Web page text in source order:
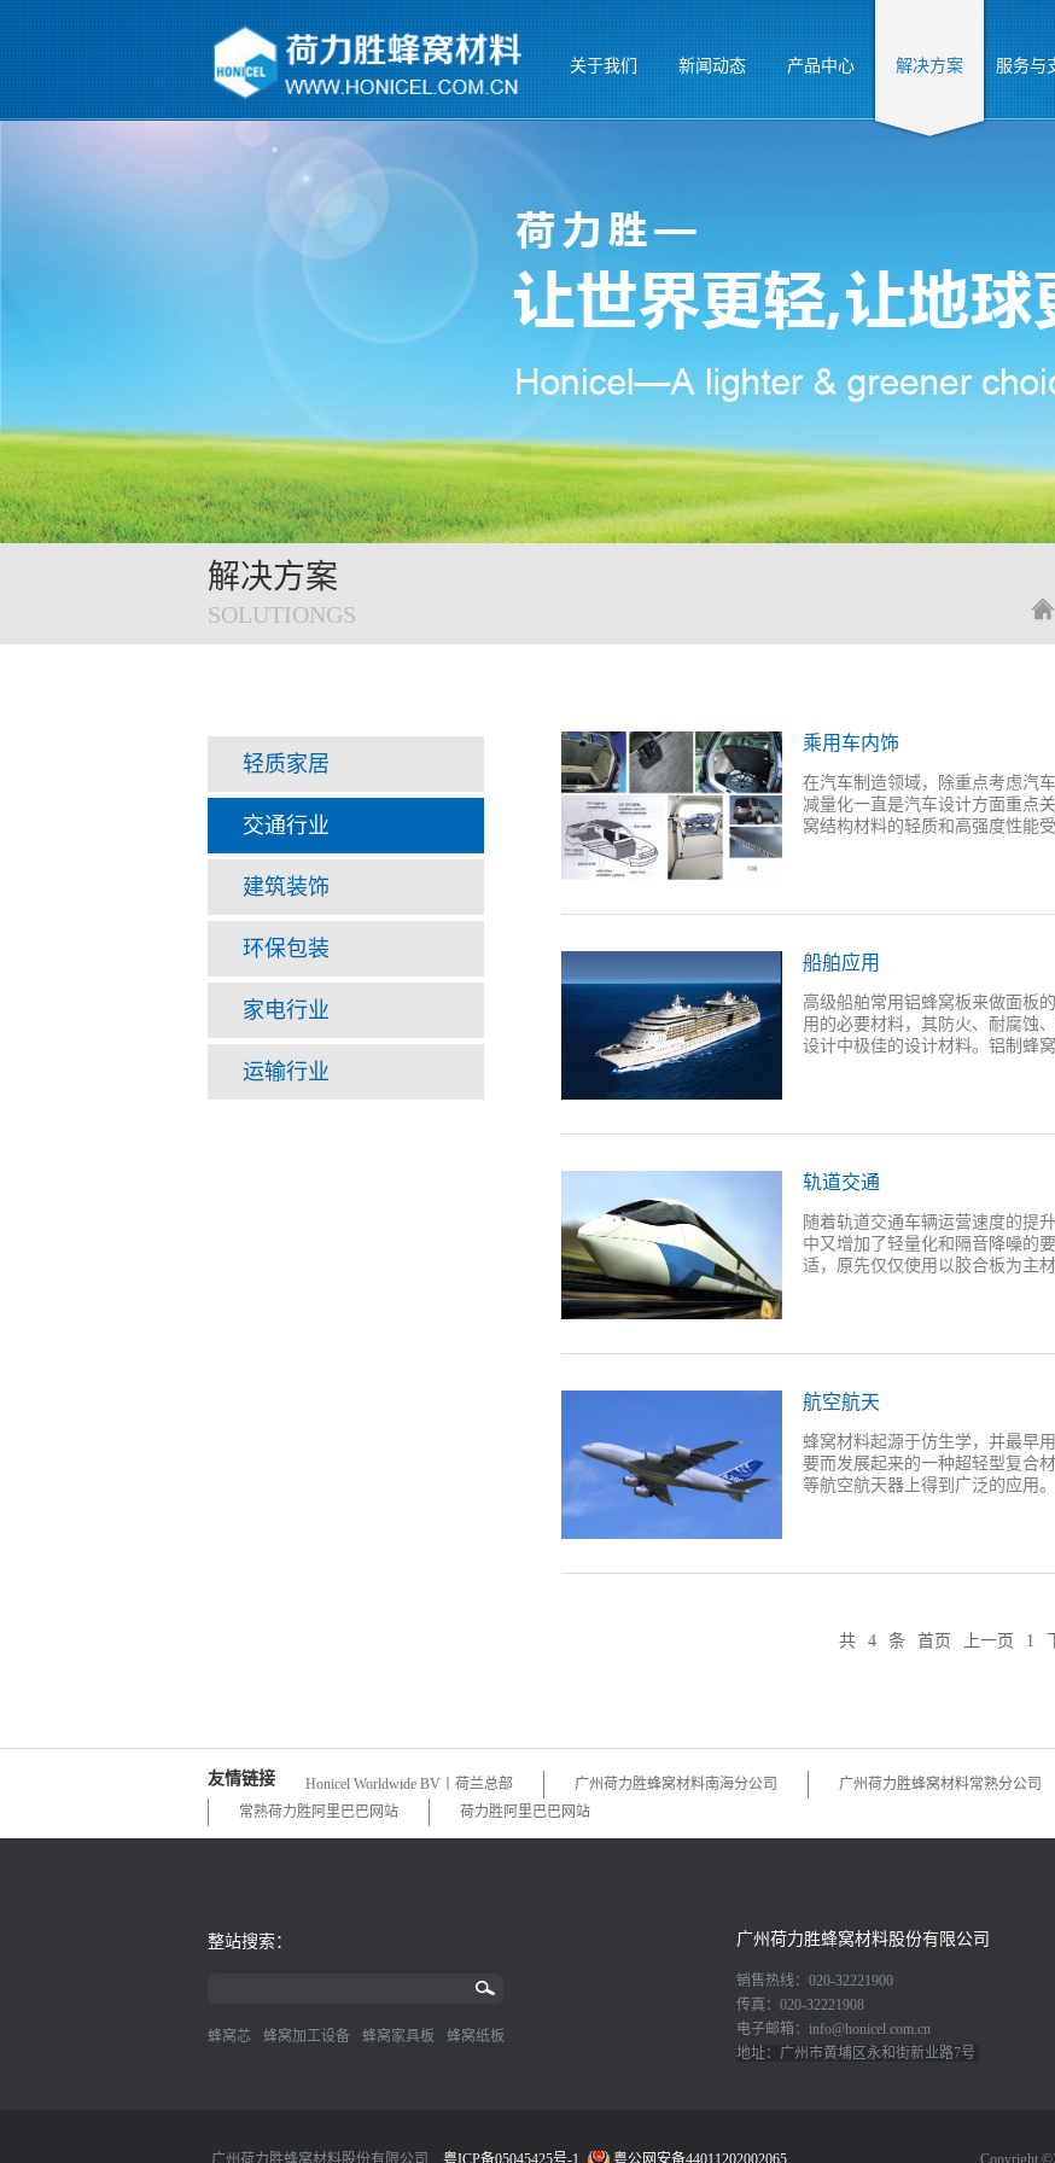
关于我们 新闻动态 产品中心 解决方案 服务与
解决方案
SOLUTIONGS
轻质家居
交通行业
建筑装饰
环保包装
家电行业
运输行业
乘用车内饰
在汽车制造领域，除重点考虑汽
减量化一直是汽车设计方面重点
窝结构材料的轻质和高强度性能
中间层，使用发泡胶将蜂窝纸芯
减轻电动汽车的重量、简化制造
以及轮船、游艇等的内部装饰板
窝纸芯材料。 荷力胜蜂窝材料在
板、钢制结构板和实木板材的优
船舶应用
高级船舶常用铝蜂窝板来做面板
用的必要材料，其防火、耐腐蚀
设计中极佳的设计材料。铝制蜂
轨道交通
随着轨道交通车辆运营速度的提
中又增加了轻量化和隔音降噪的
适，原先仅仅使用以胶合板为主
于是，一大批替代的轻量化新
空吸附等方法覆贴装饰膜，装饰
及各种门板等。 以铝蜂窝地板
板的重量约为1.5T，而一辆高速
重效果极为明显。
航空航天
蜂窝材料起源于仿生学，并最早
要而发展起来的一种超轻型复合
等航空航天器上得到广泛的应用
与强度大、抗失稳能力强、耐疲
蜂窝夹层结构复合材料的设计和
要求必然导致需利用稳定的薄蒙
曲载荷的耦合作用。传统的飞机
隔框等结构加强蒙皮，这样不可
共 4 条 首页 上一页 1
友情链接 Honicel Worldwide BV丨荷兰总部 广州荷力胜蜂窝材料南海分公司 广州荷力胜蜂窝材料常熟分公司
常熟荷力胜阿里巴巴网站
荷力胜阿里巴巴网站
整站搜索：
蜂窝芯 蜂窝加工设备 蜂窝家具板 蜂窝纸板
广州荷力胜蜂窝材料股份有限公司
销售热线：020-32221900
传真：020-32221908
电子邮箱：info@honicel.com.cn
地址：广州市黄埔区永和街新业路7号
广州荷力胜蜂窝材料股份有限公司 粤ICP备05045425号-1 粤公网安备44011202002065 Copyright